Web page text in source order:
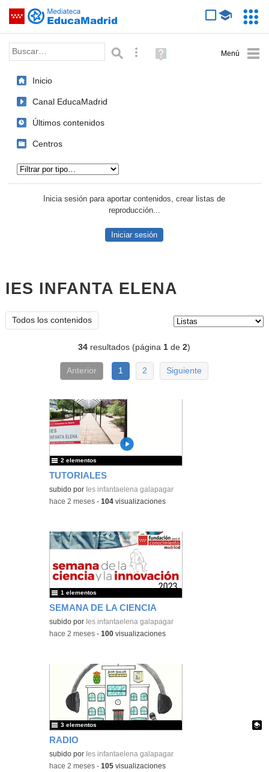
Saltar navegación
Palabra o frase: Búsqueda avanzada
Ayuda
(en
Inicio
Canal EducaMadrid
Últimos contenidos
Centros
Inicia sesión para aportar contenidos, crear listas de
reproducción...
Iniciar sesión
IES INFANTA ELENA
Todos los contenidos
34 resultados (página1 de2)
Anterior 1 2 Siguiente
TUTORIALES
subido por Ies infantaelena galapagar
2 elementos
-hace 2 meses -104 visualizaciones
SEMANA DE LA CIENCIA
subido por Ies infantaelena galapagar
1 elementos
-hace 2 meses -100 visualizaciones
RADIO
Contenido educativo.
subido por Ies infantaelena galapagar
3 elementos
-hace 2 meses -105 visualizaciones